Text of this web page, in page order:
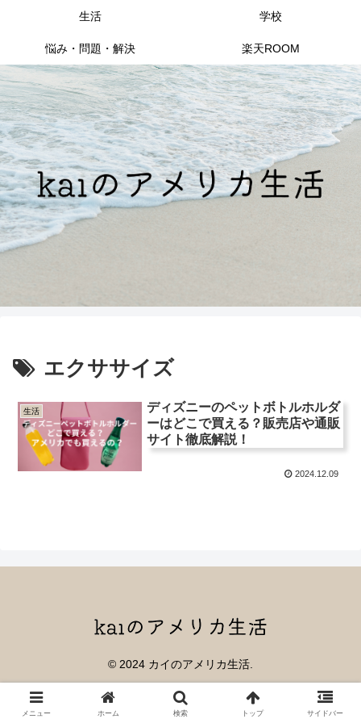
生活 学校
悩み・問題・解決 楽天ROOM
エクササイズ
生活
ディズニーのペットボトルホルダ
ーはどこで買える？販売店や通販
サイト徹底解説！
2024.12.09
© 2024 カイのアメリカ生活.
メニュー ホーム 検索 トップ サイドバー